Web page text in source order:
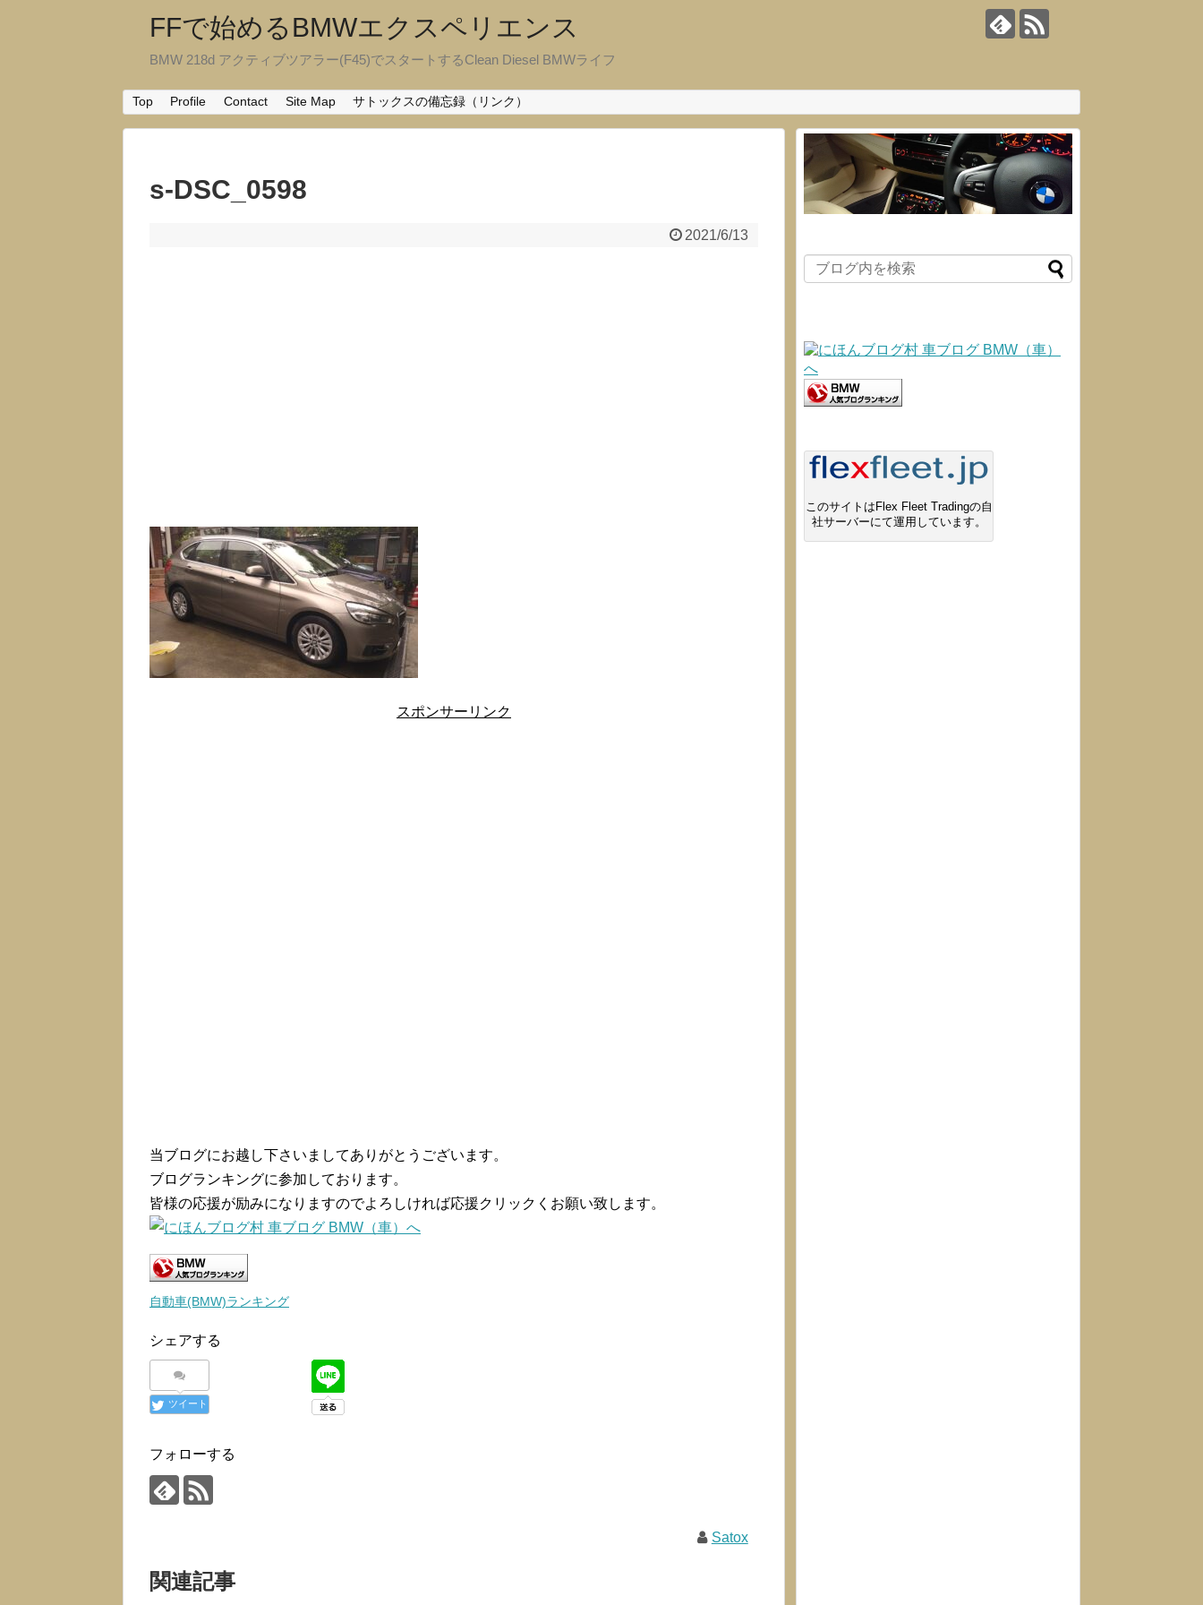
FFで始めるBMWエクスペリエンス
BMW 218d アクティブツアラー(F45)でスタートするClean Diesel BMWライフ
Top Profile Contact Site Map サトックスの備忘録（リンク）
s-DSC_0598
2021/6/13
スポンサーリンク
当ブログにお越し下さいましてありがとうございます。
ブログランキングに参加しております。
皆様の応援が励みになりますのでよろしければ応援クリックくお願い致します。
自動車(BMW)ランキング
シェアする
ツイート
フォローする
Satox
関連記事
このサイトはFlex Fleet Tradingの自
社サーバーにて運用しています。